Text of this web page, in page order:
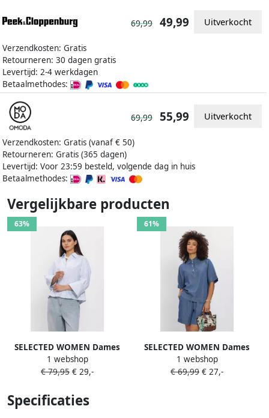
Verzendkosten: Gratis
Retourneren: 30 dagen gratis
Levertijd: 2-4 werkdagen
Betaalmethodes:
69,99 49,99 Uitverkocht
Verzendkosten: Gratis (vanaf € 50)
Retourneren: Gratis (365 dagen)
Levertijd: Voor 23:59 besteld, volgende dag in huis
Betaalmethodes:
69,99 55,99 Uitverkocht
Vergelijkbare producten
63%
SELECTED WOMEN Dames
Blouses Slfester Oversize 3 4
Shirt Lichtblauw
1 webshop
€ 79,95 € 29,-
61%
SELECTED WOMEN Dames
Blouses Slfjanna Oversize 2 4
Polo Shirt Blauw
1 webshop
€ 69,99 € 27,-
Specificaties